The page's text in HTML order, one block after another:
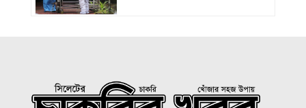
নিসচা সম্মাননা পেলেন লায়ন গনি
মিয়া বাবুল